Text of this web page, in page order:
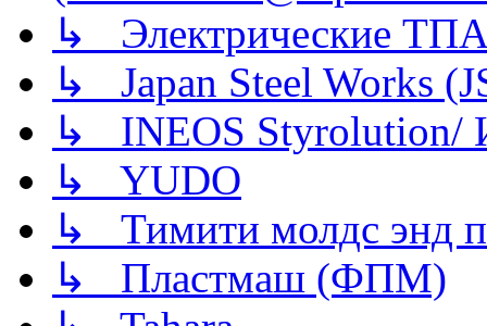
↳ Электрические
↳ Japan Steel Works
↳ INEOS
↳ YUDO
↳ Тимити молдс энд
↳ Пластмаш (ФПМ)